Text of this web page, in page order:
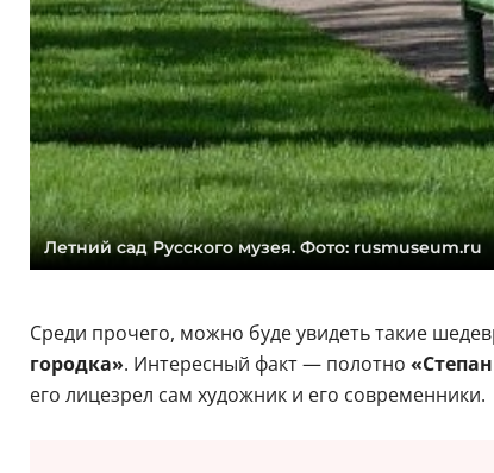
Летний сад Русского музея. Фото: rusmuseum.ru
Среди прочего, можно буде увидеть такие
городка». Интересный факт — полотно
его лицезрел сам художник и его современники.